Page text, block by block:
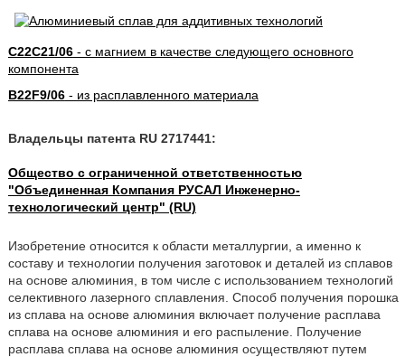
C22C21/06- с магнием в качестве следующего основного
компонента
B22F9/06- из расплавленного материала
Владельцы патента RU 2717441:
Общество с ограниченной ответственностью
"Объединенная Компания РУСАЛ Инженерно-
технологический центр" (RU)
Изобретение относится к области металлургии, а именно к
составу и технологии получения заготовок и деталей из сплавов
на основе алюминия, в том числе с использованием технологий
селективного лазерного сплавления. Способ получения порошка
из сплава на основе алюминия включает получение расплава
сплава на основе алюминия и его распыление. Получение
расплава сплава на основе алюминия осуществляют путем